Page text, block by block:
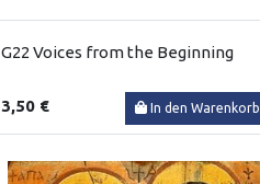
G22 Voices from the Beginning
3,50 € In den Warenkorb